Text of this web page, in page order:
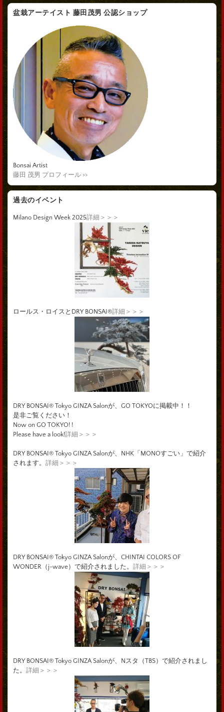
盆栽アーテイスト 藤田茂男 公認ショップ
Bonsai Artist
藤田 茂男 プロフィール >>
過去のイベント
Milano Design Week 2025詳細＞＞＞
ロールス・ロイスとDRY BONSAI®詳細＞＞＞
DRY BONSAI® Tokyo GINZA Salonが、GO TOKYOに掲載中！！
是非ご覧ください！
Now on GO TOKYO! !
Please have a look!詳細＞＞＞
DRY BONSAI® Tokyo GINZA Salonが、NHK「MONOすごい」で紹介
されます。 詳細＞＞＞
DRY BONSAI® Tokyo GINZA Salonが、CHINTAI COLORS OF
WONDER（j-wave）で紹介されました。 詳細＞＞＞
DRY BONSAI® Tokyo GINZA Salonが、Nスタ（TBS）で紹介されまし
た。 詳細＞＞＞